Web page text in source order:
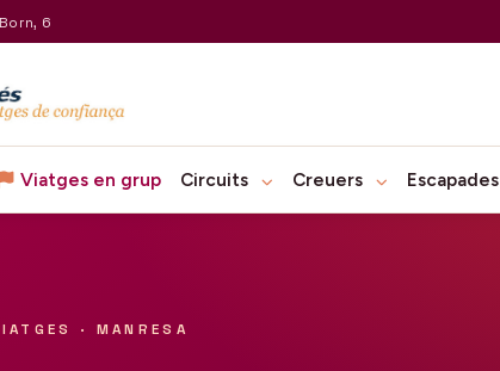
6
Viatges en grup Circuits Creuers Escapades
· MANRESA